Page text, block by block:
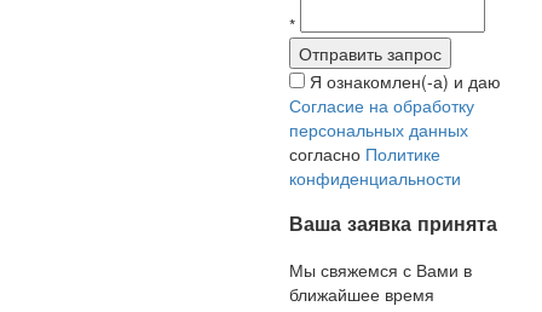
*
Я ознакомлен(-а) и даю
Согласие на обработку
персональных данных
согласно Политике
конфиденциальности
Ваша заявка принята
Мы свяжемся с Вами в
ближайшее время